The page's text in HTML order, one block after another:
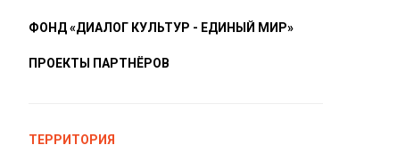
ФОНД «ДИАЛОГ КУЛЬТУР - ЕДИНЫЙ МИР»
ПРОЕКТЫ ПАРТНЁРОВ
ТЕРРИТОРИЯ